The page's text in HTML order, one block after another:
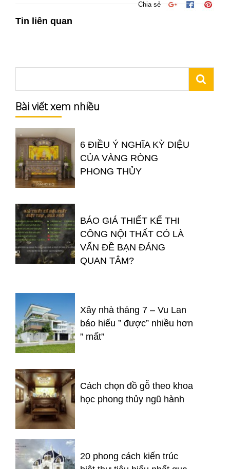
Chia sẻ
Tin liên quan
Bài viết xem nhiều
6 ĐIỀU Ý NGHĨA KỲ DIỆU
CỦA VÀNG RÒNG
PHONG THỦY
BÁO GIÁ THIẾT KẾ THI
CÔNG NỘI THẤT CÓ LÀ
VẤN ĐỀ BẠN ĐÁNG
QUAN TÂM?
Xây nhà tháng 7 – Vu Lan
báo hiếu ” được” nhiều hơn
” mất”
Cách chọn đồ gỗ theo khoa
học phong thủy ngũ hành
20 phong cách kiến trúc